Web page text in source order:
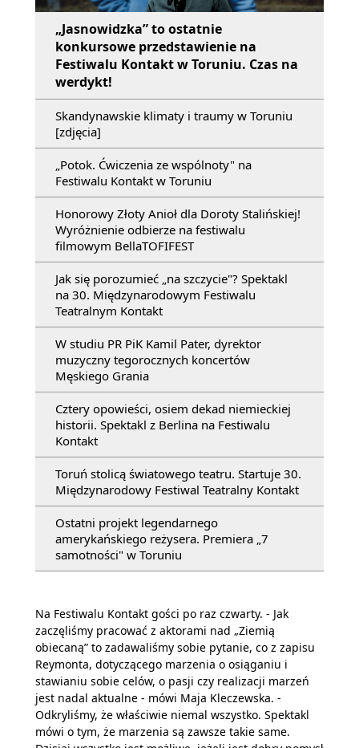
„Jasnowidzka” to ostatnie
konkursowe przedstawienie na
Festiwalu Kontakt w Toruniu. Czas na
werdykt!
Skandynawskie klimaty i traumy w Toruniu
[zdjęcia]
„Potok. Ćwiczenia ze wspólnoty" na
Festiwalu Kontakt w Toruniu
Honorowy Złoty Anioł dla Doroty Stalińskiej!
Wyróżnienie odbierze na festiwalu
filmowym BellaTOFIFEST
Jak się porozumieć „na szczycie"? Spektakl
na 30. Międzynarodowym Festiwalu
Teatralnym Kontakt
W studiu PR PiK Kamil Pater, dyrektor
muzyczny tegorocznych koncertów
Męskiego Grania
Cztery opowieści, osiem dekad niemieckiej
historii. Spektakl z Berlina na Festiwalu
Kontakt
Toruń stolicą światowego teatru. Startuje 30.
Międzynarodowy Festiwal Teatralny Kontakt
Ostatni projekt legendarnego
amerykańskiego reżysera. Premiera „7
samotności" w Toruniu
Na Festiwalu Kontakt gości po raz czwarty. - Jak
zaczęliśmy pracować z aktorami nad „Ziemią
obiecaną” to zadawaliśmy sobie pytanie, co z zapisu
Reymonta, dotyczącego marzenia o osiąganiu i
stawianiu sobie celów, o pasji czy realizacji marzeń
jest nadal aktualne - mówi Maja Kleczewska. -
Odkryliśmy, że właściwie niemal wszystko. Spektakl
mówi o tym, że marzenia są zawsze takie same.